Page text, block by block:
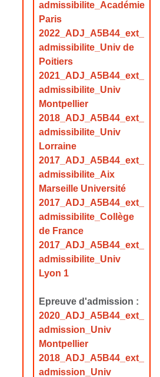
admissibilite_Académie
Paris
2022_ADJ_A5B44_ext_
admissibilite_Univ de
Poitiers
2021_ADJ_A5B44_ext_
admissibilite_Univ
Montpellier
2018_ADJ_A5B44_ext_
admissibilite_Univ
Lorraine
2017_ADJ_A5B44_ext_
admissibilite_Aix
Marseille Université
2017_ADJ_A5B44_ext_
admissibilite_Collège
de France
2017_ADJ_A5B44_ext_
admissibilite_Univ
Lyon 1
Epreuve d'admission :
2020_ADJ_A5B44_ext_
admission_Univ
Montpellier
2018_ADJ_A5B44_ext_
admission_Univ